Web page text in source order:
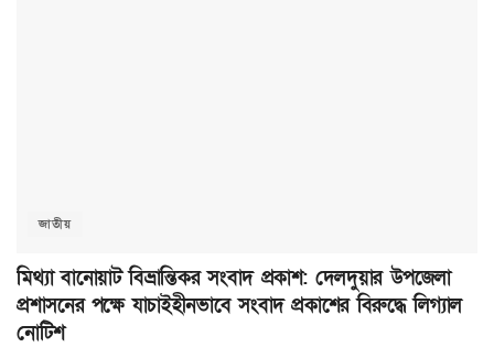
জাতীয়
মিথ্যা বানোয়াট বিভ্রান্তিকর সংবাদ প্রকাশ: দেলদুয়ার উপজেলা
প্রশাসনের পক্ষে যাচাইহীনভাবে সংবাদ প্রকাশের বিরুদ্ধে লিগ্যাল
নোটিশ